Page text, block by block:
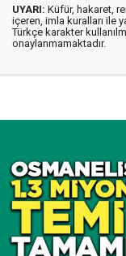
UYARI: Küfür, hakaret,
içeren, imla kuralları ile
Türkçe karakter
onaylanmamaktadır.